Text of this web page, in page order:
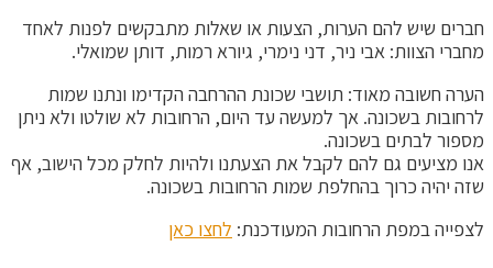
חברים שיש להם הערות, הצעות או שאלות מתבקשים לפנות לאחד
מחברי הצוות: אבי ניר, דני נימרי, גיורא רמות, דותן שמואלי.
הערה חשובה מאוד: תושבי שכונת ההרחבה הקדימו ונתנו שמות
לרחובות בשכונה. אך למעשה עד היום, הרחובות לא שולטו ולא ניתן
מספור לבתים בשכונה.
אנו מציעים גם להם לקבל את הצעתנו ולהיות לחלק מכל הישוב, אף
שזה יהיה כרוך בהחלפת שמות הרחובות בשכונה.
לצפייה במפת הרחובות המעודכנת: לחצו כאן